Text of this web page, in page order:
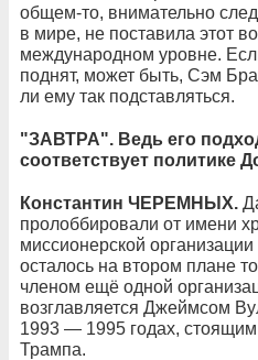
общем-то, внимательно
в мире, не поставила этот
международном уровне.
поднят, может быть, Сэм
ли ему так подставляться.
"ЗАВТРА". Ведь его
соответствует политике
Константин ЧЕРЕМНЫХ.
пролоббировали от имени
миссионерской
осталось на втором плане
членом ещё одной
возглавляется Джеймсом
1993 — 1995 годах,
Трампа.